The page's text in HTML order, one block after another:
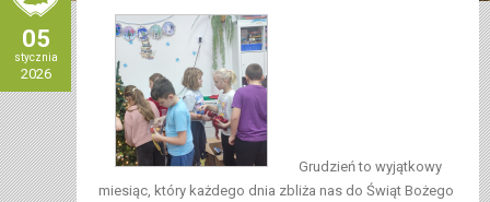
05
stycznia
2026
Grudzień to wyjątkowy
miesiąc, który każdego dnia zbliża nas do Świąt Bożego